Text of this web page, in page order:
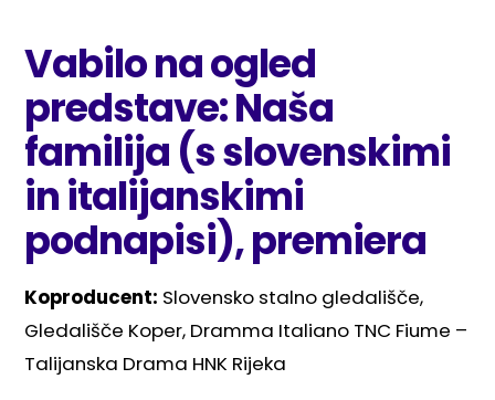
Vabilo na ogled
predstave: Naša
familija (s slovenskimi
in italijanskimi
podnapisi), premiera
Koproducent: Slovensko stalno gledališče,
Gledališče Koper, Dramma Italiano TNC Fiume –
Talijanska Drama HNK Rijeka